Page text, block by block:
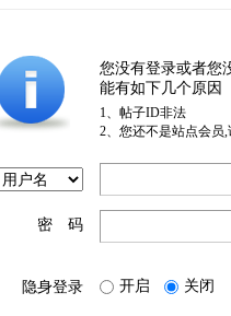
您没有登录或者您
能有如下几个原因
1、帖子ID非法
2、您还不是站点会员
密 码
隐身登录 开启 关闭